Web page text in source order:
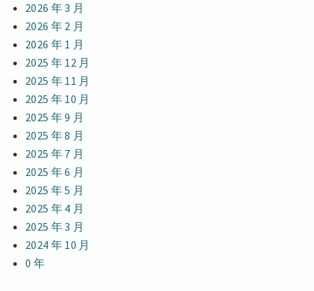
2026 年 3 月
2026 年 2 月
2026 年 1 月
2025 年 12 月
2025 年 11 月
2025 年 10 月
2025 年 9 月
2025 年 8 月
2025 年 7 月
2025 年 6 月
2025 年 5 月
2025 年 4 月
2025 年 3 月
2024 年 10 月
0 年